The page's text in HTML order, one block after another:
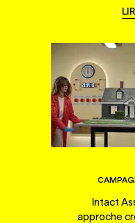
Intact
approche